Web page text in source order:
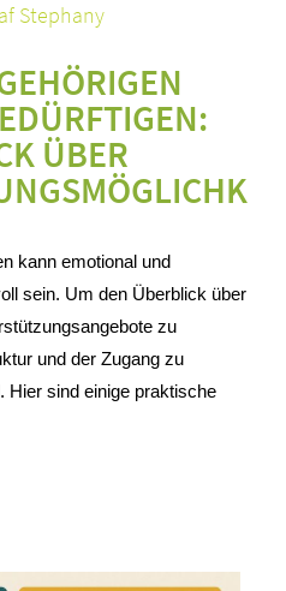
Stephany
ÜBER
kann emotional und
sein. Um den Überblick über
zu
und der Zugang zu
Hier sind einige praktische